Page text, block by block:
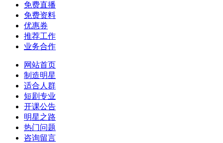
免费直播
免费资料
优惠券
推荐工作
业务合作
网站首页
制造明星
适合人群
短剧专业
开课公告
明星之路
热门问题
咨询留言